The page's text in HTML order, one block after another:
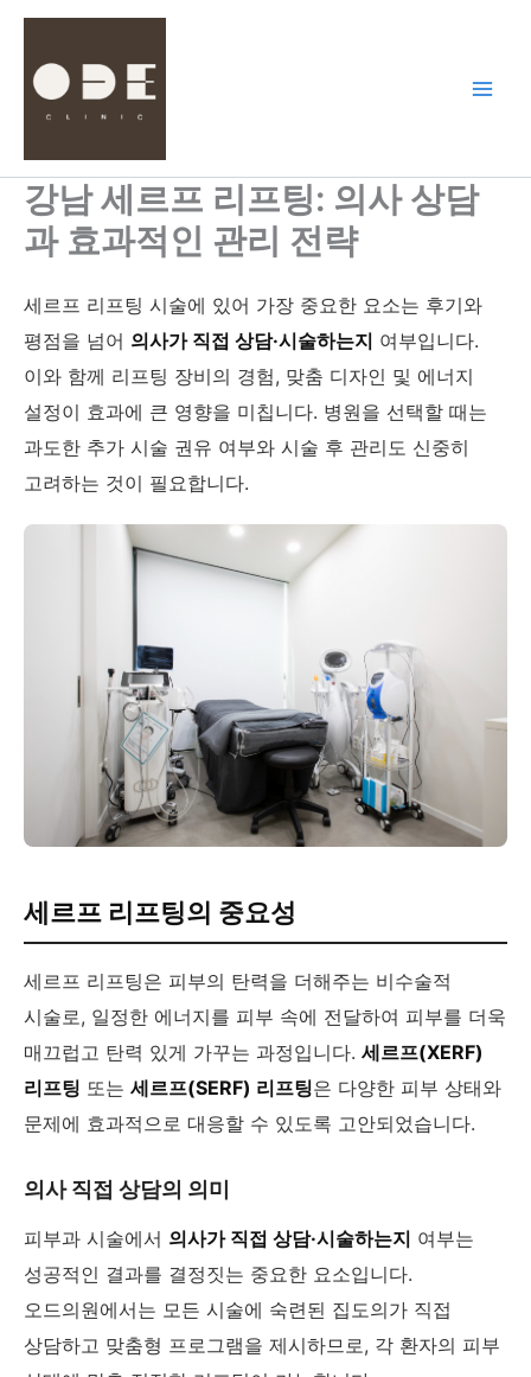
뛰 강남 세르프 리프팅: 의사 상담
과 효과적인 관리 전략
세르프 리프팅 시술에 있어 가장 중요한 요소는 후기와
평점을 넘어 의사가 직접 상담·시술하는지 여부입니다.
이와 함께 리프팅 장비의 경험, 맞춤 디자인 및 에너지
설정이 효과에 큰 영향을 미칩니다. 병원을 선택할 때는
과도한 추가 시술 권유 여부와 시술 후 관리도 신중히
고려하는 것이 필요합니다.
세르프 리프팅의 중요성
세르프 리프팅은 피부의 탄력을 더해주는 비수술적
시술로, 일정한 에너지를 피부 속에 전달하여 피부를 더욱
매끄럽고 탄력 있게 가꾸는 과정입니다. 세르프(XERF)
리프팅 또는 세르프(SERF) 리프팅은 다양한 피부 상태와
문제에 효과적으로 대응할 수 있도록 고안되었습니다.
의사 직접 상담의 의미
피부과 시술에서 의사가 직접 상담·시술하는지 여부는
성공적인 결과를 결정짓는 중요한 요소입니다.
오드의원에서는 모든 시술에 숙련된 집도의가 직접
상담하고 맞춤형 프로그램을 제시하므로, 각 환자의 피부